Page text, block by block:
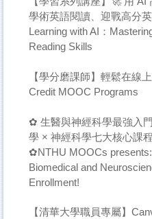
學術英語閱讀、迎戰高分
Learning with AI：
Reading Skills
【學分磨課師】輕鬆在線
Credit MOOC Programs
✿ 生醫與神經科學最強入
學 × 神經科學七大核心課
✿NTHU MOOCs
Biomedical and
Enrollment!
【清華大學職員專屬】